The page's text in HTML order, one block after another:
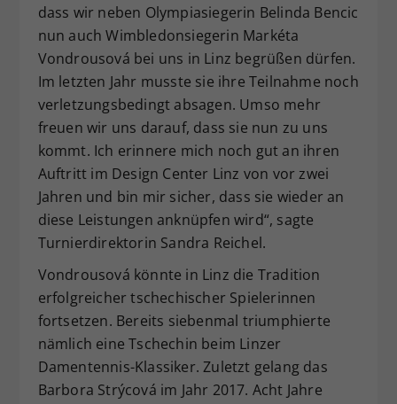
dass wir neben Olympiasiegerin Belinda Bencic
nun auch Wimbledonsiegerin Markéta
Vondrousová bei uns in Linz begrüßen dürfen.
Im letzten Jahr musste sie ihre Teilnahme noch
verletzungsbedingt absagen. Umso mehr
freuen wir uns darauf, dass sie nun zu uns
kommt. Ich erinnere mich noch gut an ihren
Auftritt im Design Center Linz von vor zwei
Jahren und bin mir sicher, dass sie wieder an
diese Leistungen anknüpfen wird“, sagte
Turnierdirektorin Sandra Reichel.
Vondrousová könnte in Linz die Tradition
erfolgreicher tschechischer Spielerinnen
fortsetzen. Bereits siebenmal triumphierte
nämlich eine Tschechin beim Linzer
Damentennis-Klassiker. Zuletzt gelang das
Barbora Strýcová im Jahr 2017. Acht Jahre